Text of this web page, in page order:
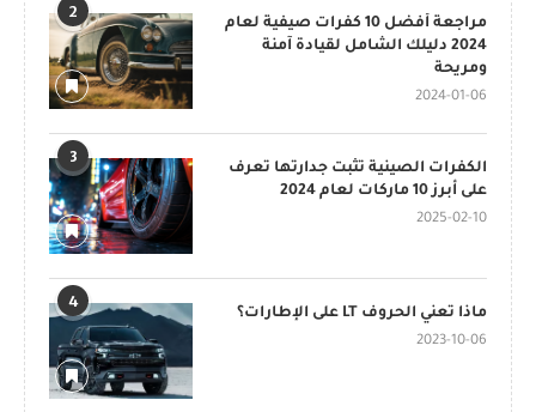
2
مراجعة أفضل 10 كفرات صيفية لعام
2024 دليلك الشامل لقيادة آمنة
ومريحة
2024-01-06
3
الكفرات الصينية تثبت جدارتها تعرف
على أبرز 10 ماركات لعام 2024
2025-02-10
4
ماذا تعني الحروف LT على الإطارات؟
2023-10-06